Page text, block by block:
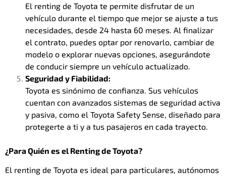
El renting de Toyota te permite disfrutar de un
vehículo durante el tiempo que mejor se ajuste a tus
necesidades, desde 24 hasta 60 meses. Al finalizar
el contrato, puedes optar por renovarlo, cambiar de
modelo o explorar nuevas opciones, asegurándote
de conducir siempre un vehículo actualizado.
Seguridad y Fiabilidad:
Toyota es sinónimo de confianza. Sus vehículos
cuentan con avanzados sistemas de seguridad activa
y pasiva, como el Toyota Safety Sense, diseñado para
protegerte a ti y a tus pasajeros en cada trayecto.
¿Para Quién es el Renting de Toyota?
El renting de Toyota es ideal para particulares, autónomos